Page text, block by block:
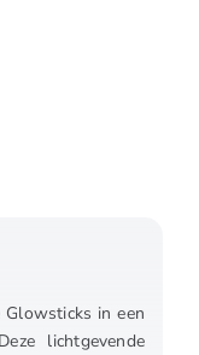
Glowsticks in een
lichtgevende